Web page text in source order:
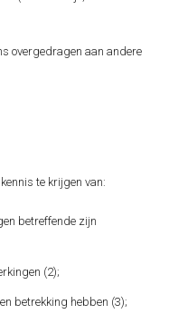
overgedragen aan andere
te krijgen van:
betreffende zijn
(2);
betrekking hebben (3);